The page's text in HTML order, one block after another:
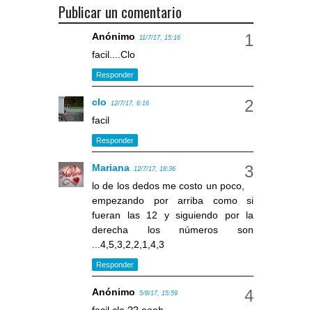
Publicar un comentario
Anónimo 11/7/17, 15:16
facil....Clo
Responder
clo 12/7/17, 6:16
facil
Responder
Mariana 12/7/17, 18:36
lo de los dedos me costo un poco,
empezando por arriba como si
fueran las 12 y siguiendo por la
derecha los números son
...4,5,3,2,2,1,4,3
Responder
Anónimo 5/8/17, 15:59